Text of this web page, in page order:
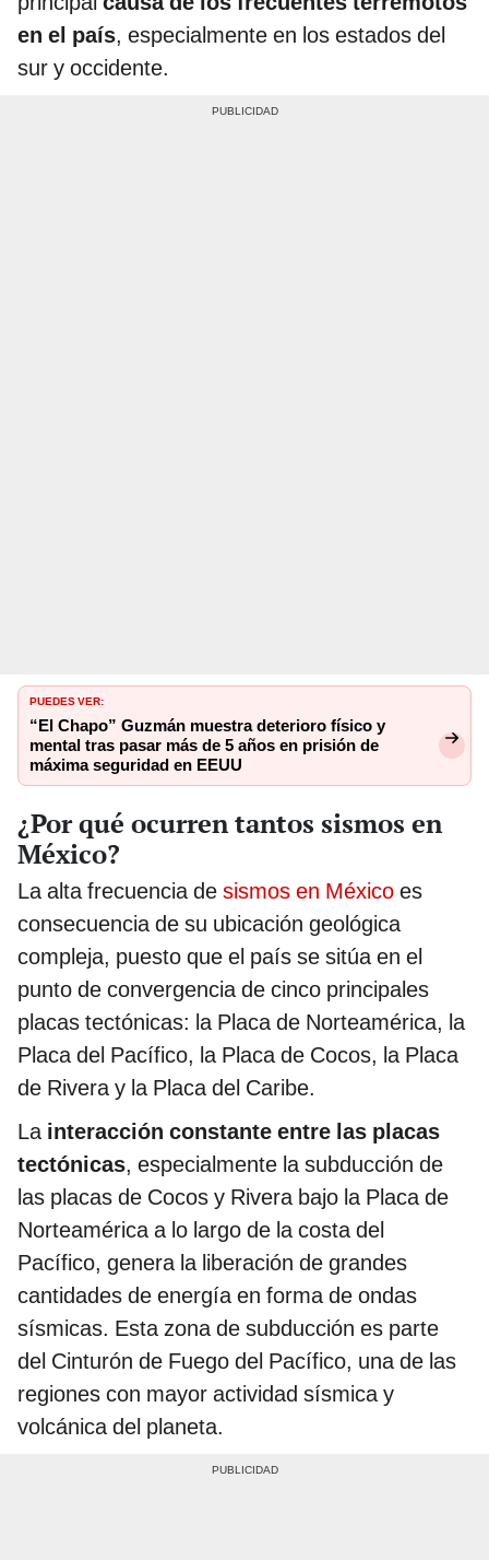
en el país, especialmente en los estados del
sur y occidente.
PUEDES VER:
“El Chapo” Guzmán muestra deterioro físico y
mental tras pasar más de 5 años en prisión de
máxima seguridad en EEUU
¿Por qué ocurren tantos sismos en
México?
La alta frecuencia de sismos en México es
consecuencia de su ubicación geológica
compleja, puesto que el país se sitúa en el
punto de convergencia de cinco principales
placas tectónicas: la Placa de Norteamérica, la
Placa del Pacífico, la Placa de Cocos, la Placa
de Rivera y la Placa del Caribe.
La interacción constante entre las placas
tectónicas, especialmente la subducción de
las placas de Cocos y Rivera bajo la Placa de
Norteamérica a lo largo de la costa del
Pacífico, genera la liberación de grandes
cantidades de energía en forma de ondas
sísmicas. Esta zona de subducción es parte
del Cinturón de Fuego del Pacífico, una de las
regiones con mayor actividad sísmica y
volcánica del planeta.